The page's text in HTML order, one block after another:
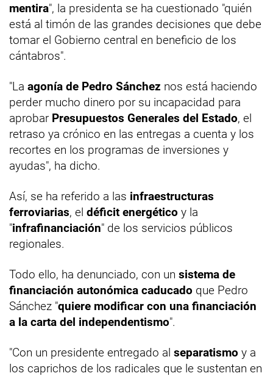
mentira", la presidenta se ha cuestionado "quién
está al timón de las grandes decisiones que debe
tomar el Gobierno central en beneficio de los
cántabros".
"La agonía de Pedro Sánchez nos está haciendo
perder mucho dinero por su incapacidad para
aprobar Presupuestos Generales del Estado, el
retraso ya crónico en las entregas a cuenta y los
recortes en los programas de inversiones y
ayudas", ha dicho.
Así, se ha referido a las infraestructuras
ferroviarias, el déficit energético y la
"infrafinanciación" de los servicios públicos
regionales.
Todo ello, ha denunciado, con un sistema de
financiación autonómica caducado que Pedro
Sánchez "quiere modificar con una financiación
a la carta del independentismo".
"Con un presidente entregado al separatismo y a
los caprichos de los radicales que le sustentan en